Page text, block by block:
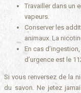
Travailler dans un
vapeurs.
Conserver les
animaux. La
En cas
d’urgence est le
Si vous renversez de la
du savon. Ne jetez